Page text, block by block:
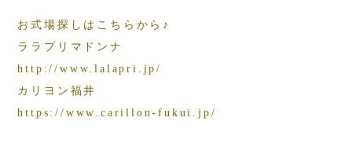
お式場探しはこちらから♪
ララプリマドンナ
http://www.lalapri.jp/
カリヨン福井
https://www.carillon-fukui.jp/